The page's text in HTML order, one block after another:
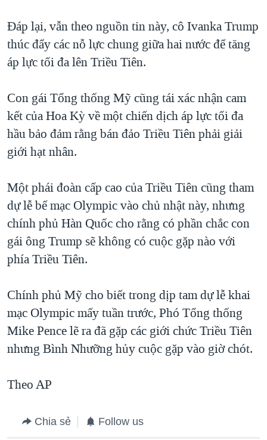
Đáp lại, vẫn theo nguồn tin này, cô Ivanka Trump
thúc đẩy các nỗ lực chung giữa hai nước để tăng
áp lực tối đa lên Triều Tiên.
Con gái Tổng thống Mỹ cũng tái xác nhận cam
kết của Hoa Kỳ về một chiến dịch áp lực tối đa
hầu bảo đảm rằng bán đảo Triều Tiên phải giải
giới hạt nhân.
Một phái đoàn cấp cao của Triều Tiên cũng tham
dự lễ bế mạc Olympic vào chủ nhật này, nhưng
chính phủ Hàn Quốc cho rằng có phần chắc con
gái ông Trump sẽ không có cuộc gặp nào với
phía Triều Tiên.
Chính phủ Mỹ cho biết trong dịp tam dự lễ khai
mạc Olympic mấy tuần trước, Phó Tổng thống
Mike Pence lẽ ra đã gặp các giới chức Triều Tiên
nhưng Bình Nhưỡng hủy cuộc gặp vào giờ chót.
Theo AP
Chia sẻ Follow us